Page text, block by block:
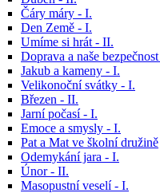
Čáry máry - I.
Den Země - I.
Umíme si hrát - II.
Doprava a naše
Jakub a kameny - I.
Velikonoční svátky - I.
Březen - II.
Jarní počasí - I.
Emoce a smysly - I.
Pat a Mat ve školní družině
Odemykání jara - I.
Únor - II.
Masopustní veselí - I.